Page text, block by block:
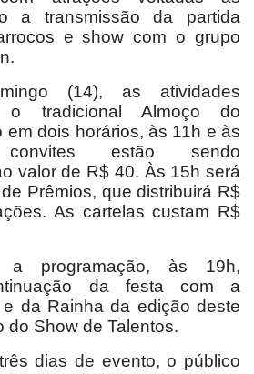
a transmissão da partida
e show com o grupo
(14), as atividades
o tradicional Almoço do
em dois horários, às 11h e às
estão sendo
valor de R$ 40. Às 15h será
Prêmios, que distribuirá R$
As cartelas custam R$
a programação, às 19h,
da festa com a
da Rainha da edição deste
do Show de Talentos.
dias de evento, o público